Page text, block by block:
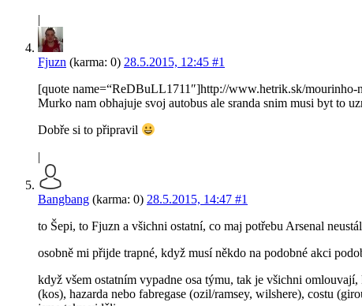
|
Fjuzn (karma: 0) 28.5.2015, 12:45 #1
[quote name=“ReDBuLL1711″]http://www.hetrik.sk/mourinho-
Murko nam obhajuje svoj autobus ale sranda snim musi byt to
Dobře si to připravil
|
Bangbang (karma: 0) 28.5.2015, 14:47 #1
to Šepi, to Fjuzn a všichni ostatní, co maj potřebu Arsenal
osobně mi přijde trapné, když musí někdo na podobné akci
když všem ostatním vypadne osa týmu, tak je všichni
(kos), hazarda nebo fabregase (ozil/ramsey, wilshere), costu